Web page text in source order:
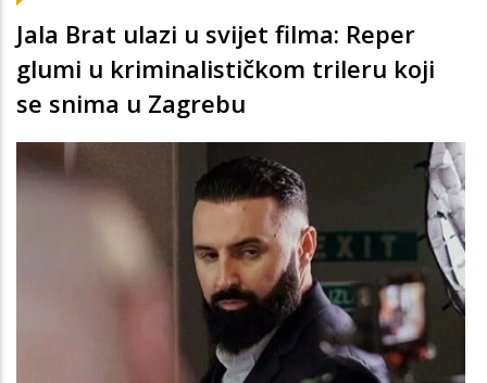
Jala Brat ulazi u svijet filma: Reper
glumi u kriminalističkom trileru koji
se snima u Zagrebu